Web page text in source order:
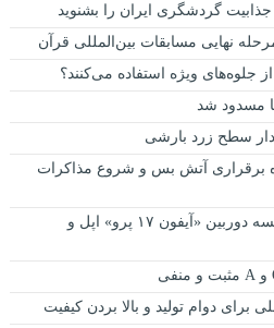
گردشگری ایران را بشنوید
جلوه‌های ویژه استفاده می‌کنند؟
سطح زرد بارشی
برقراری آتش بس و شروع مذاکرات
رقابت تنگاتنگ پرچمدارها/ مقایسه دوربین «آیفون ۱۷ پرو» اپل و
برای دوام تولید و بالا بردن کیفیت